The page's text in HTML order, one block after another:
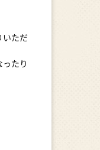
いただ
たり